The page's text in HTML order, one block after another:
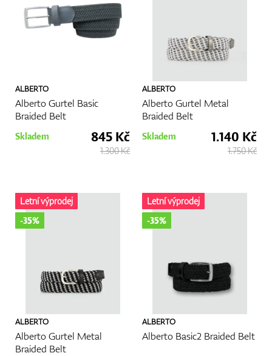
Míčky
Bagy
Vozíky
GPS/Dálkoměry
Doplňky
ALBERTO
Alberto Gurtel Basic
Braided Belt
Skladem 845 Kč
1.300 Kč
ALBERTO
Alberto Gurtel Metal
Braided Belt
Skladem 1.140 Kč
1.750 Kč
ALBERTO
Alberto Gurtel Metal
Braided Belt
Letní výprodej
-35%
ALBERTO
Alberto Basic2 Braided Belt
Letní výprodej
-35%